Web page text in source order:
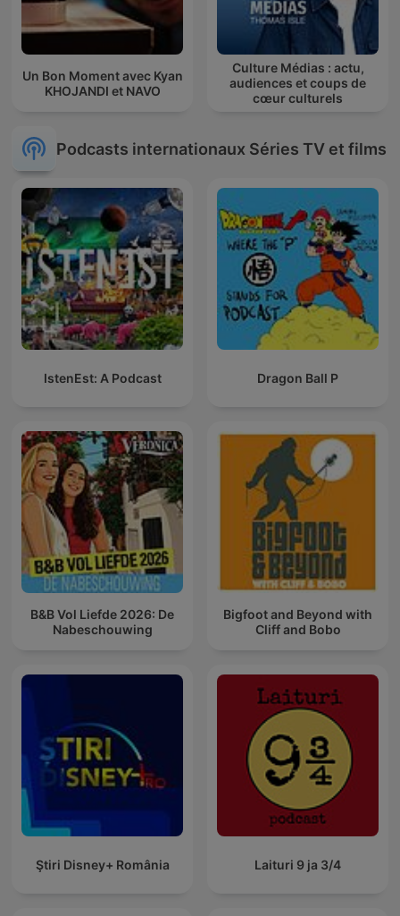
Un Bon Moment avec Kyan
KHOJANDI et NAVO
Culture Médias : actu,
audiences et coups de
cœur culturels
Podcasts internationaux Séries TV et films
IstenEst: A Podcast Dragon Ball P
B&B Vol Liefde 2026: De
Nabeschouwing
Bigfoot and Beyond with
Cliff and Bobo
Ştiri Disney+ România Laituri 9 ja 3/4